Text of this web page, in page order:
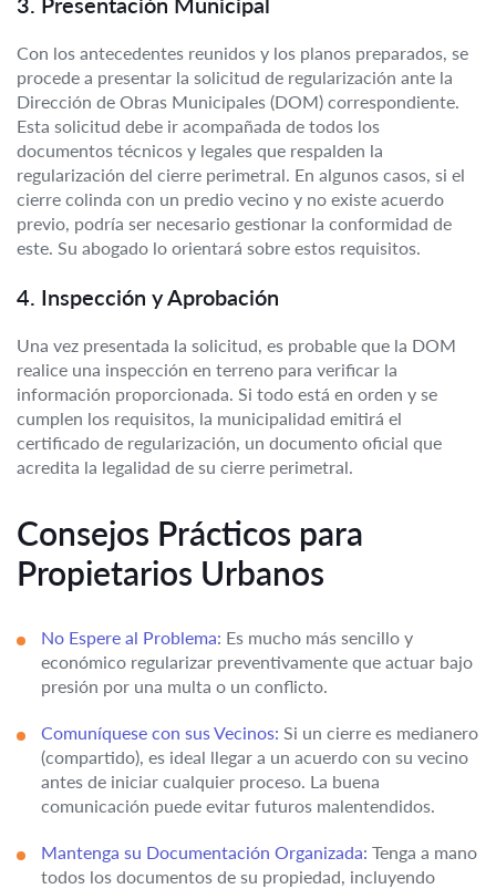
Con los antecedentes reunidos y los planos preparados, se
procede a presentar la solicitud de regularización ante la
Dirección de Obras Municipales (DOM) correspondiente.
Esta solicitud debe ir acompañada de todos los
documentos técnicos y legales que respalden la
regularización del cierre perimetral. En algunos casos, si el
cierre colinda con un predio vecino y no existe acuerdo
previo, podría ser necesario gestionar la conformidad de
este. Su abogado lo orientará sobre estos requisitos.
4. Inspección y Aprobación
Una vez presentada la solicitud, es probable que la DOM
realice una inspección en terreno para verificar la
información proporcionada. Si todo está en orden y se
cumplen los requisitos, la municipalidad emitirá el
certificado de regularización, un documento oficial que
acredita la legalidad de su cierre perimetral.
Consejos Prácticos para
Propietarios Urbanos
No Espere al Problema: Es mucho más sencillo y
económico regularizar preventivamente que actuar bajo
presión por una multa o un conflicto.
Comuníquese con sus Vecinos: Si un cierre es medianero
(compartido), es ideal llegar a un acuerdo con su vecino
antes de iniciar cualquier proceso. La buena
comunicación puede evitar futuros malentendidos.
Mantenga su Documentación Organizada: Tenga a mano
todos los documentos de su propiedad, incluyendo